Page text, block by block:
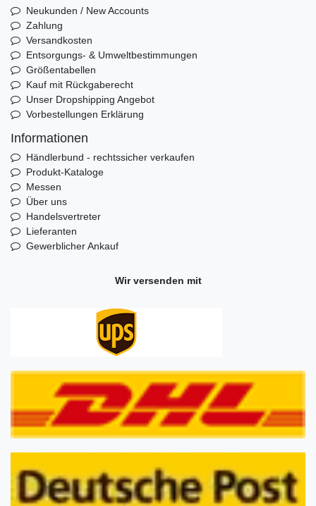
Neukunden / New Accounts
Zahlung
Versandkosten
Entsorgungs- & Umweltbestimmungen
Größentabellen
Kauf mit Rückgaberecht
Unser Dropshipping Angebot
Vorbestellungen Erklärung
Informationen
Händlerbund - rechtssicher verkaufen
Produkt-Kataloge
Messen
Über uns
Handelsvertreter
Lieferanten
Gewerblicher Ankauf
Wir versenden mit